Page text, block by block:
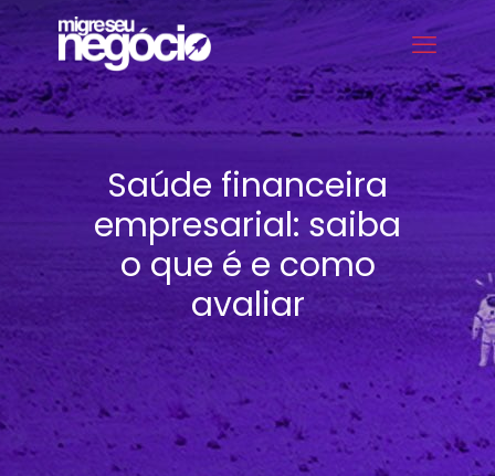
Saúde financeira
empresarial: saiba
o que é e como
avaliar